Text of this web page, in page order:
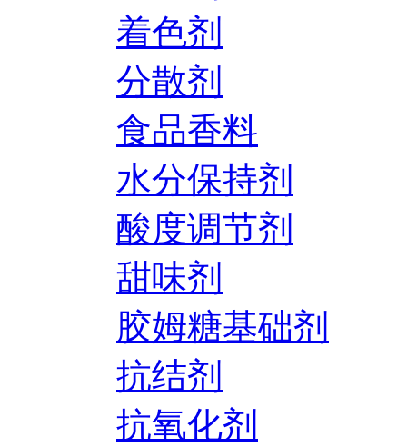
着色剂
分散剂
食品香料
水分保持剂
酸度调节剂
甜味剂
胶姆糖基础剂
抗结剂
抗氧化剂